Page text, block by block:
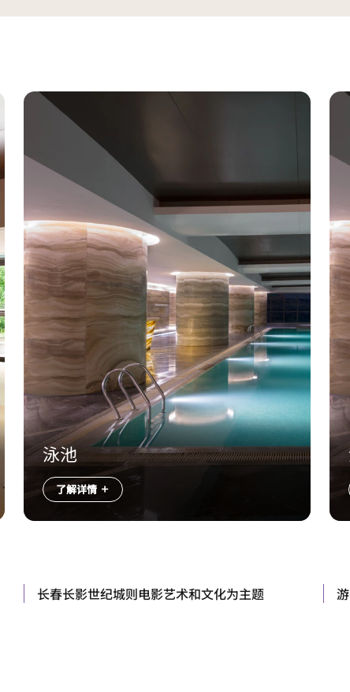
泳池
了解详情
长春长影世纪城则电影艺术和文化为主题